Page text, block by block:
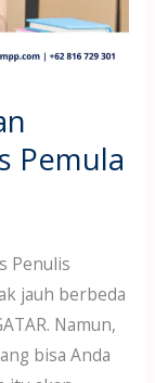
Pemula
Penulis
jauh berbeda
Namun,
bisa Anda